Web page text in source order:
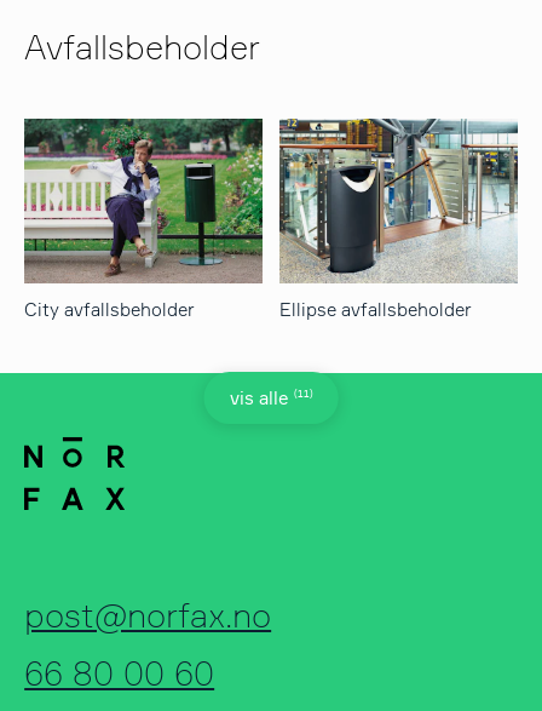
Avfallsbeholder
vis alle (11)
City avfallsbeholder Ellipse avfallsbeholder
post@norfax.no
66 80 00 60